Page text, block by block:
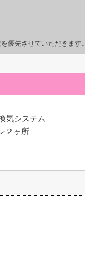
優先させていただきます。
気システム
２ヶ所